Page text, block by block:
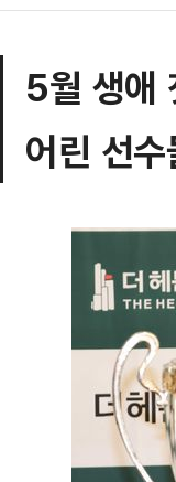
5월 생애
어린 선